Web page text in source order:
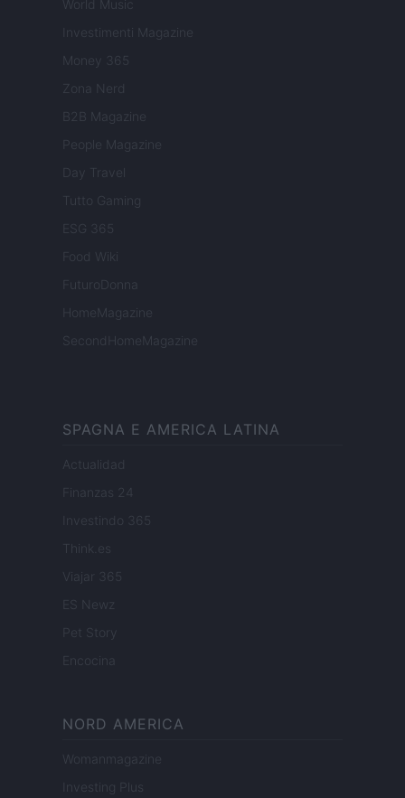
World Music
Investimenti Magazine
Money 365
Zona Nerd
B2B Magazine
People Magazine
Day Travel
Tutto Gaming
ESG 365
Food Wiki
FuturoDonna
HomeMagazine
SecondHomeMagazine
SPAGNA E AMERICA LATINA
Actualidad
Finanzas 24
Investindo 365
Think.es
Viajar 365
ES Newz
Pet Story
Encocina
NORD AMERICA
Womanmagazine
Investing Plus